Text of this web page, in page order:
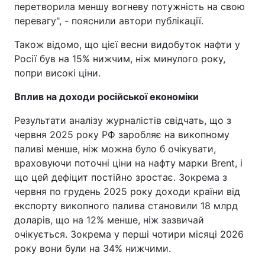
перетворила меншу вогневу потужність на свою
перевагу", - пояснили автори публікації.
Також відомо, що цієї весни видобуток нафти у
Росії був на 15% нижчим, ніж минулого року,
попри високі ціни.
Вплив на доходи російської економіки
Результати аналізу журналістів свідчать, що з
червня 2025 року РФ заробляє на викопному
паливі менше, ніж можна було б очікувати,
враховуючи поточні ціни на нафту марки Brent, і
що цей дефіцит постійно зростає. Зокрема з
червня по грудень 2025 року доходи країни від
експорту викопного палива становили 18 млрд
доларів, що на 12% менше, ніж зазвичай
очікується. Зокрема у перші чотири місяці 2026
року вони були на 34% нижчими.